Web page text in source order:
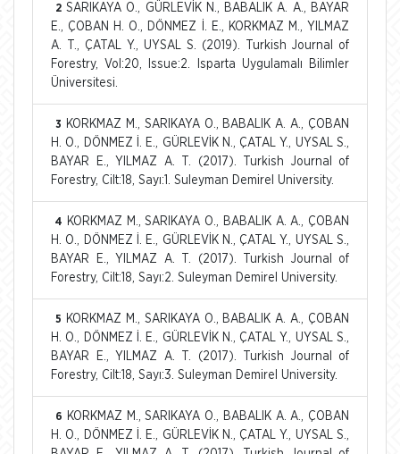
2 SARIKAYA O., GÜRLEVİK N., BABALIK A. A., BAYAR
E., ÇOBAN H. O., DÖNMEZ İ. E., KORKMAZ M., YILMAZ
A. T., ÇATAL Y., UYSAL S. (2019). Turkish Journal of
Forestry, Vol:20, Issue:2. Isparta Uygulamalı Bilimler
Üniversitesi.
3
KORKMAZ M., SARIKAYA O., BABALIK A. A., ÇOBAN
H. O., DÖNMEZ İ. E., GÜRLEVİK N., ÇATAL Y., UYSAL S.,
BAYAR E., YILMAZ A. T. (2017). Turkish Journal of
Forestry, Cilt:18, Sayı:1. Suleyman Demirel University.
4
KORKMAZ M., SARIKAYA O., BABALIK A. A., ÇOBAN
H. O., DÖNMEZ İ. E., GÜRLEVİK N., ÇATAL Y., UYSAL S.,
BAYAR E., YILMAZ A. T. (2017). Turkish Journal of
Forestry, Cilt:18, Sayı:2. Suleyman Demirel University.
5
KORKMAZ M., SARIKAYA O., BABALIK A. A., ÇOBAN
H. O., DÖNMEZ İ. E., GÜRLEVİK N., ÇATAL Y., UYSAL S.,
BAYAR E., YILMAZ A. T. (2017). Turkish Journal of
Forestry, Cilt:18, Sayı:3. Suleyman Demirel University.
6
KORKMAZ M., SARIKAYA O., BABALIK A. A., ÇOBAN
H. O., DÖNMEZ İ. E., GÜRLEVİK N., ÇATAL Y., UYSAL S.,